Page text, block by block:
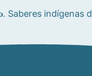
Saberes indígenas